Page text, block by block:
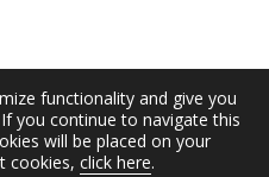
functionality and give you
you continue to navigate this
will be placed on your
cookies, click here.